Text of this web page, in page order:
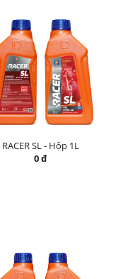
RACER SL - Hộp 1L
0 đ